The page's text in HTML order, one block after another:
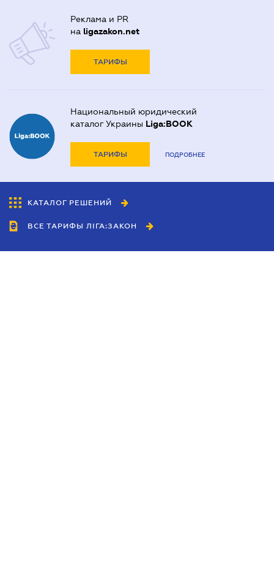
Реклама и PR
на ligazakon.net
ТАРИФЫ
Национальный юридический
каталог Украины Liga:BOOK
ТАРИФЫ ПОДРОБНЕЕ
КАТАЛОГ РЕШЕНИЙ
ВСЕ ТАРИФЫ ЛІГА:ЗАКОН